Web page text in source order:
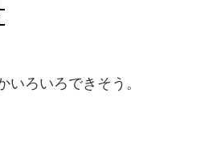
いろいろできそう。